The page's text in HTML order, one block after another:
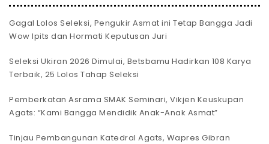
Gagal Lolos Seleksi, Pengukir Asmat ini Tetap Bangga Jadi
Wow Ipits dan Hormati Keputusan Juri
Seleksi Ukiran 2026 Dimulai, Betsbamu Hadirkan 108 Karya
Terbaik, 25 Lolos Tahap Seleksi
Pemberkatan Asrama SMAK Seminari, Vikjen Keuskupan
Agats: “Kami Bangga Mendidik Anak-Anak Asmat”
Tinjau Pembangunan Katedral Agats, Wapres Gibran